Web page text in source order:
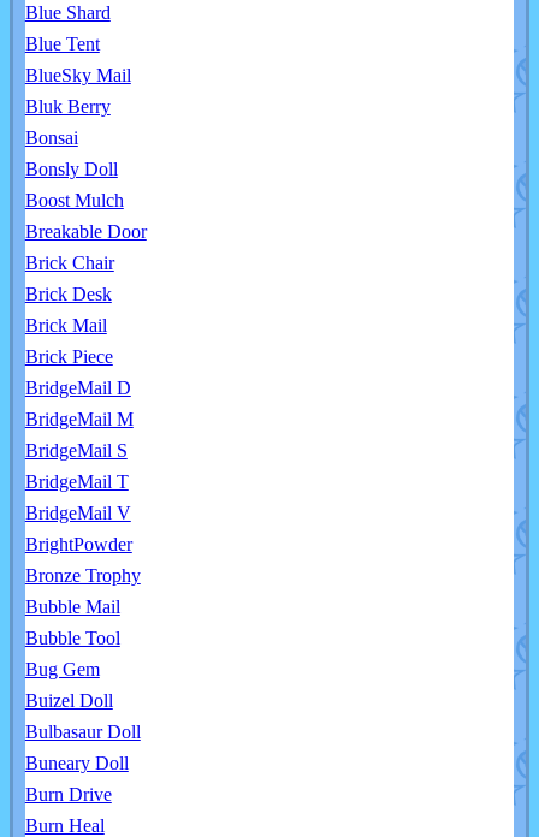
Blue Shard
Blue Tent
BlueSky Mail
Bluk Berry
Bonsai
Bonsly Doll
Boost Mulch
Breakable Door
Brick Chair
Brick Desk
Brick Mail
Brick Piece
BridgeMail D
BridgeMail M
BridgeMail S
BridgeMail T
BridgeMail V
BrightPowder
Bronze Trophy
Bubble Mail
Bubble Tool
Bug Gem
Buizel Doll
Bulbasaur Doll
Buneary Doll
Burn Drive
Burn Heal